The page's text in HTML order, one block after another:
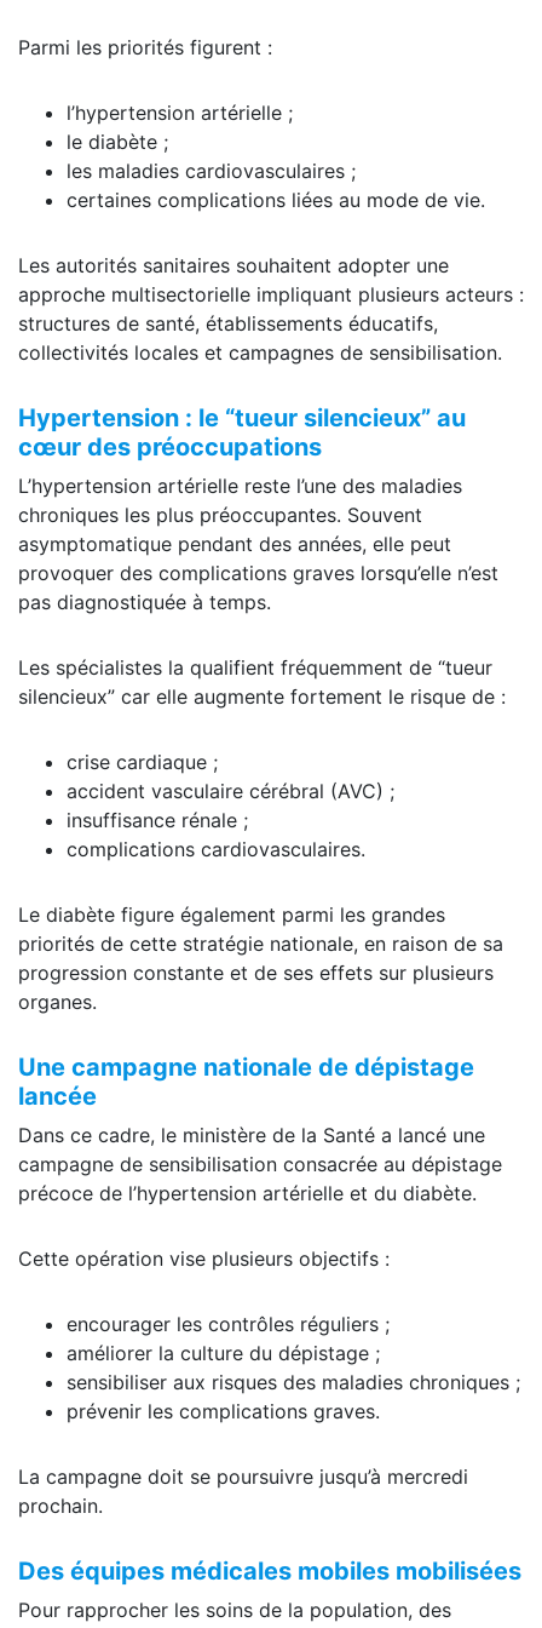
Parmi les priorités figurent :
l’hypertension artérielle ;
le diabète ;
les maladies cardiovasculaires ;
certaines complications liées au mode de vie.
Les autorités sanitaires souhaitent adopter une
approche multisectorielle impliquant plusieurs acteurs :
structures de santé, établissements éducatifs,
collectivités locales et campagnes de sensibilisation.
Hypertension : le “tueur silencieux” au
cœur des préoccupations
L’hypertension artérielle reste l’une des maladies
chroniques les plus préoccupantes. Souvent
asymptomatique pendant des années, elle peut
provoquer des complications graves lorsqu’elle n’est
pas diagnostiquée à temps.
Les spécialistes la qualifient fréquemment de “tueur
silencieux” car elle augmente fortement le risque de :
crise cardiaque ;
accident vasculaire cérébral (AVC) ;
insuffisance rénale ;
complications cardiovasculaires.
Le diabète figure également parmi les grandes
priorités de cette stratégie nationale, en raison de sa
progression constante et de ses effets sur plusieurs
organes.
Une campagne nationale de dépistage
lancée
Dans ce cadre, le ministère de la Santé a lancé une
campagne de sensibilisation consacrée au dépistage
précoce de l’hypertension artérielle et du diabète.
Cette opération vise plusieurs objectifs :
encourager les contrôles réguliers ;
améliorer la culture du dépistage ;
sensibiliser aux risques des maladies chroniques ;
prévenir les complications graves.
La campagne doit se poursuivre jusqu’à mercredi
prochain.
Des équipes médicales mobiles mobilisées
Pour rapprocher les soins de la population, des